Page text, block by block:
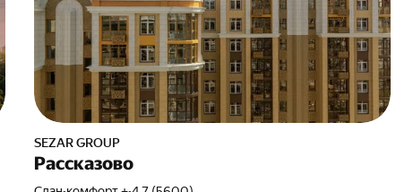
SEZAR GROUP
Рассказово